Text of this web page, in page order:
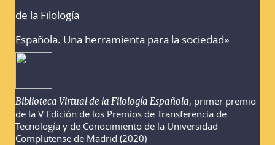
de la Filología
Española. Una herramienta para la sociedad»
Biblioteca Virtual de la Filología Española, primer premio
de la V Edición de los Premios de Transferencia de
Tecnología y de Conocimiento de la Universidad
Complutense de Madrid (2020)